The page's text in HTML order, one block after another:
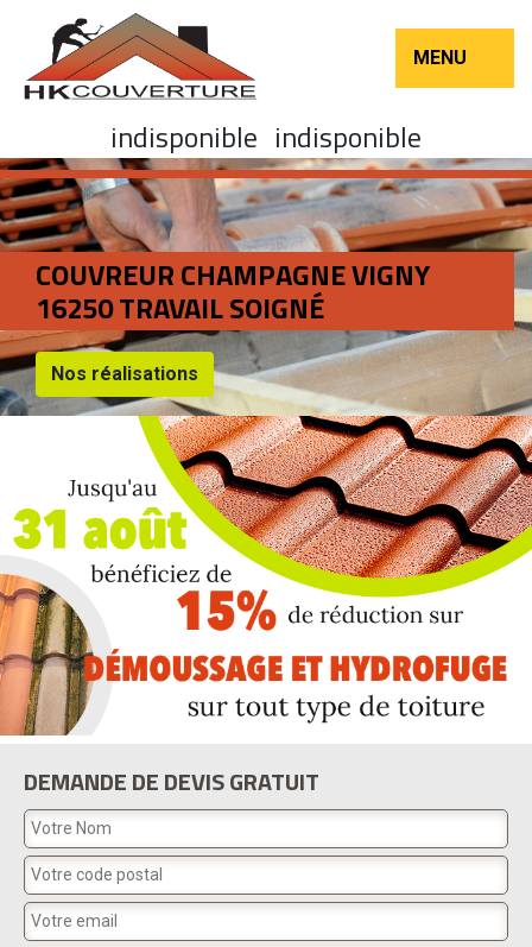
MENU
indisponible indisponible
COUVREUR CHAMPAGNE VIGNY
16250 TRAVAIL SOIGNÉ
Nos réalisations
DEMANDE DE DEVIS GRATUIT